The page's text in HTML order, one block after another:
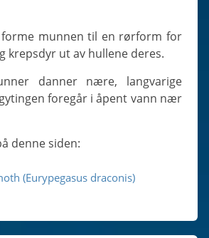
krepsdyr ut av hullene deres.
foregår i åpent vann nær
denne siden:
(Eurypegasus draconis)